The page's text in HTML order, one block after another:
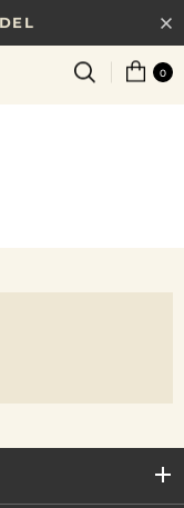
上で送料無料
ギフトガイド
0